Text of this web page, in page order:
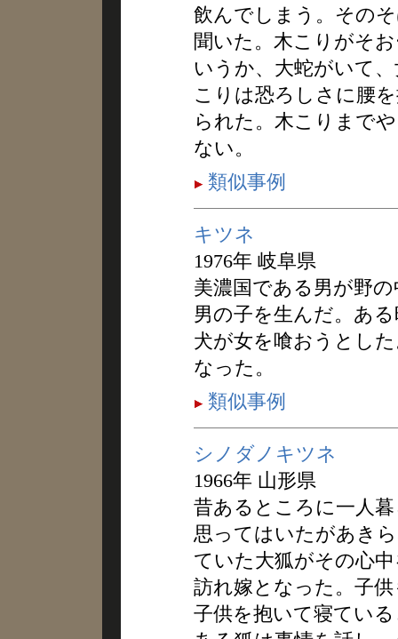
飲んでしまう。その
聞いた。木こりがそ
いうか、大蛇がいて
こりは恐ろしさに腰
られた。木こりまで
ない。
類似事例
キツネ
1976年 岐阜県
美濃国である男が野
男の子を生んだ。あ
犬が女を喰おうとし
なった。
類似事例
シノダノキツネ
1966年 山形県
昔あるところに一人
思ってはいたがあき
ていた大狐がその心
訪れ嫁となった。子
子供を抱いて寝てい